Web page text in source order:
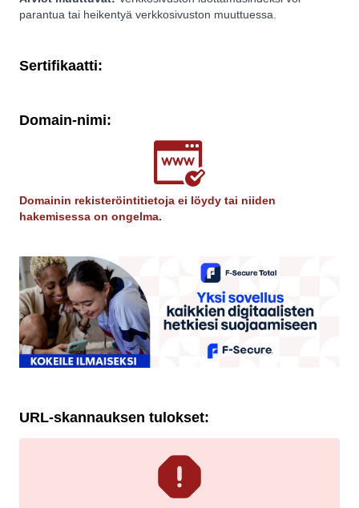
parantua tai heikentyä verkkosivuston muuttuessa.
Sertifikaatti:
Domain-nimi:
Domainin rekisteröintitietoja ei löydy tai niiden
hakemisessa on ongelma.
URL-skannauksen tulokset: